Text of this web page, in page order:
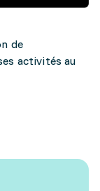
de
activités au